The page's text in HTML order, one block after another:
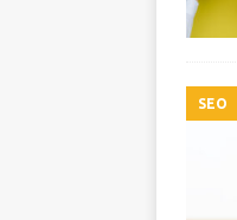
SEO